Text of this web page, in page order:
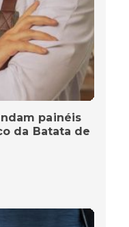
painéis
da Batata de